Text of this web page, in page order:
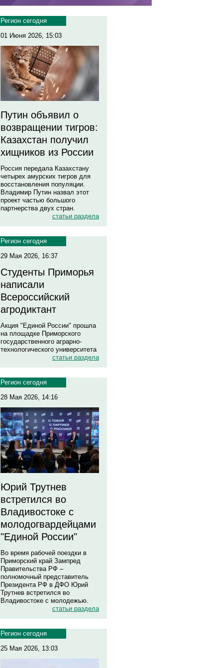
Регион сегодня
01 Июня 2026, 15:03
Путин объявил о
возвращении тигров:
Казахстан получил
хищников из России
Россия передала Казахстану
четырех амурских тигров для
восстановления популяции.
Владимир Путин назвал этот
проект частью большого
партнерства двух стран.
статьи раздела
Регион сегодня
29 Мая 2026, 16:37
Студенты Приморья
написали
Всероссийский
агродиктант
Акция "Единой России" прошла
на площадке Приморского
государственного аграрно-
технологического университета
статьи раздела
Регион сегодня
28 Мая 2026, 14:16
Юрий Трутнев
встретился во
Владивостоке с
молодогвардейцами
"Единой России"
Во время рабочей поездки в
Приморский край Зампред
Правительства РФ –
полномочный представитель
Президента РФ в ДФО Юрий
Трутнев встретился во
Владивостоке с молодежью.
статьи раздела
Регион сегодня
25 Мая 2026, 13:03